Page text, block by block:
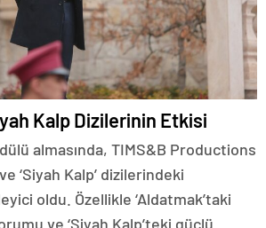
Kalp Dizilerinin Etkisi
almasında, TIMS&B Productions
ve ‘Siyah Kalp’ dizilerindeki
oldu. Özellikle ‘Aldatmak’taki
ve ‘Siyah Kalp’teki güçlü